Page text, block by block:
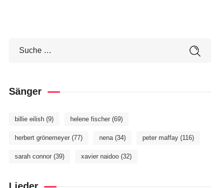
Sänger
billie eilish(9) helene fischer(69)
herbert grönemeyer(77) nena(34) peter maffay(116)
sarah connor(39) xavier naidoo(32)